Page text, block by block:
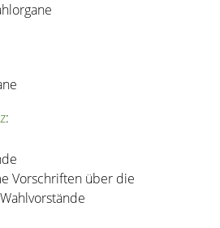
hlorgane
:
Vorschriften über die